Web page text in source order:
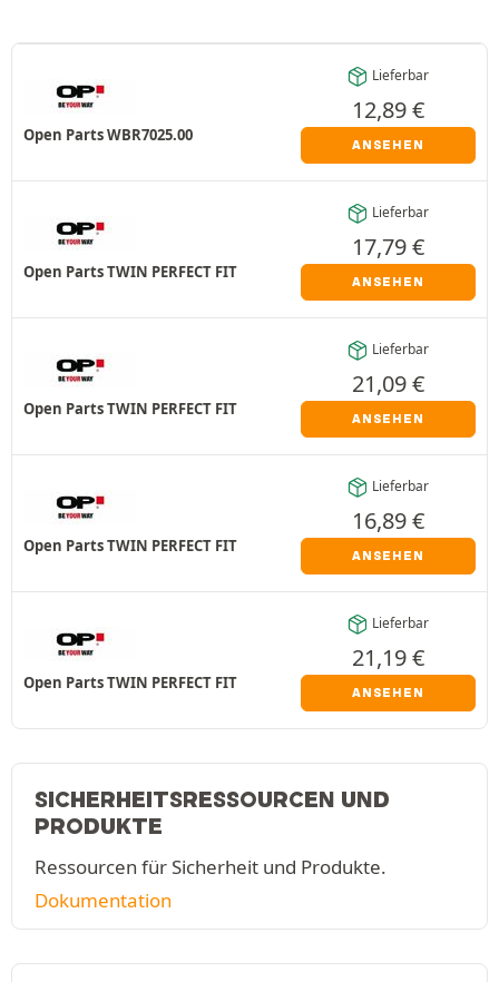
Open Parts WBR7025.00
Lieferbar
12,89€
ANSEHEN
Open Parts TWIN PERFECT FIT
Lieferbar
17,79€
ANSEHEN
Open Parts TWIN PERFECT FIT
Lieferbar
21,09€
ANSEHEN
Open Parts TWIN PERFECT FIT
Lieferbar
16,89€
ANSEHEN
Open Parts TWIN PERFECT FIT
Lieferbar
21,19€
ANSEHEN
SICHERHEITSRESSOURCEN UND
PRODUKTE
Ressourcen für Sicherheit und Produkte.
Dokumentation